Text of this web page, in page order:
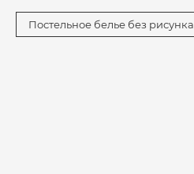
Постельное белье без рисунка